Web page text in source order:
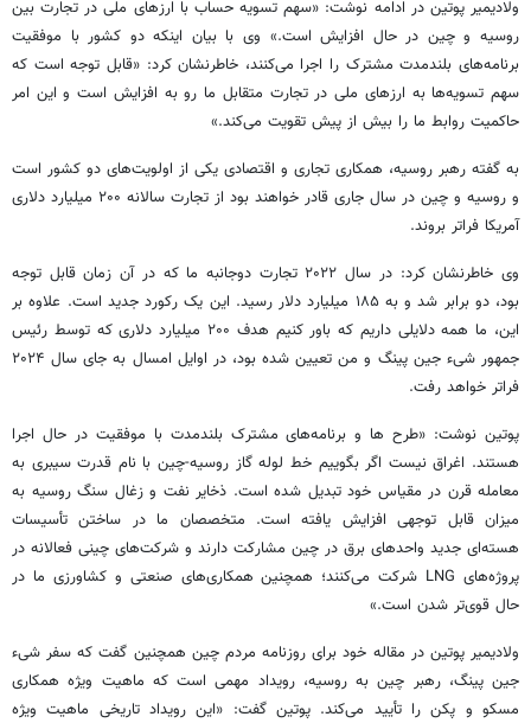
ولادیمیر پوتین در ادامه نوشت: «سهم تسویه حساب با ارزهای ملی در تجارت بین
روسیه و چین در حال افزایش است.» وی با بیان اینکه دو کشور با موفقیت
برنامه‌های بلندمدت مشترک را اجرا می‌کنند، خاطرنشان کرد: «قابل توجه است که
سهم تسویه‌ها به ارزهای ملی در تجارت متقابل ما رو به افزایش است و این امر
حاکمیت روابط ما را بیش از پیش تقویت می‌کند.»
به گفته رهبر روسیه، همکاری تجاری و اقتصادی یکی از اولویت‌های دو کشور است
و روسیه و چین در سال جاری قادر خواهند بود از تجارت سالانه ۲۰۰ میلیارد دلاری
آمریکا فراتر بروند.
وی خاطرنشان کرد: در سال ۲۰۲۲ تجارت دوجانبه ما که در آن زمان قابل توجه
بود، دو برابر شد و به ۱۸۵ میلیارد دلار رسید. این یک رکورد جدید است. علاوه بر
این، ما همه دلایلی داریم که باور کنیم هدف ۲۰۰ میلیارد دلاری که توسط رئیس
جمهور شیء جین پینگ و من تعیین شده بود، در اوایل امسال به جای سال ۲۰۲۴
فراتر خواهد رفت.
پوتین نوشت: «طرح ها و برنامه‌های مشترک بلندمدت با موفقیت در حال اجرا
هستند. اغراق نیست اگر بگوییم خط لوله گاز روسیه-چین با نام قدرت سیبری به
معامله قرن در مقیاس خود تبدیل شده است. ذخایر نفت و زغال سنگ روسیه به
میزان قابل توجهی افزایش یافته است. متخصصان ما در ساختن تأسیسات
هسته‌ای جدید واحدهای برق در چین مشارکت دارند و شرکت‌های چینی فعالانه در
پروژه‌های LNG شرکت می‌کنند؛ همچنین همکاری‌های صنعتی و کشاورزی ما در
حال قوی‌تر شدن است.»
ولادیمیر پوتین در مقاله خود برای روزنامه مردم چین همچنین گفت که سفر شیء
جین پینگ، رهبر چین به روسیه، رویداد مهمی است که ماهیت ویژه همکاری
مسکو و پکن را تأیید می‌کند. پوتین گفت: «این رویداد تاریخی ماهیت ویژه